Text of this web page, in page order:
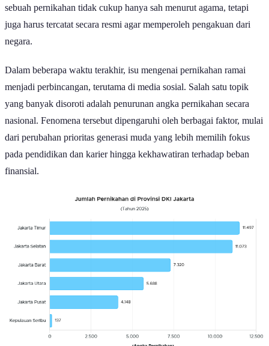
sebuah pernikahan tidak cukup hanya sah menurut agama, tetapi
juga harus tercatat secara resmi agar memperoleh pengakuan dari
negara.
Dalam beberapa waktu terakhir, isu mengenai pernikahan ramai
menjadi perbincangan, terutama di media sosial. Salah satu topik
yang banyak disoroti adalah penurunan angka pernikahan secara
nasional. Fenomena tersebut dipengaruhi oleh berbagai faktor, mulai
dari perubahan prioritas generasi muda yang lebih memilih fokus
pada pendidikan dan karier hingga kekhawatiran terhadap beban
finansial.